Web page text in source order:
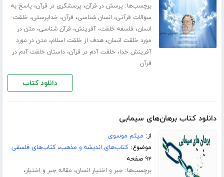
برچسب‌ها: پرسش در قرآن، پرسشگری در قرآن، پاسخ به
سوالات قرآنی، انسان شناسی، قرآن، خداپرستی، خلقت
انسان، فلسفه خلقت،آفرینش، قرآن شناسی، متن در
مورد خلقت انسان،هدف از خلقت اسلام، متن در مورد
آفرینش خدا، خلقت آدم در قرآن،داستان خلقت آدم در
قرآن
دانلود کتاب
دانلود کتاب برهان‌های سیمابی
از: میثم موسوی
موضوع:کتاب‌های اندیشه و مذهب،کتاب‌های فلسفی
۹۲ صفحه
برچسب‌ها: جبر و اختیار انسان، مقاله جبر و اختیار،